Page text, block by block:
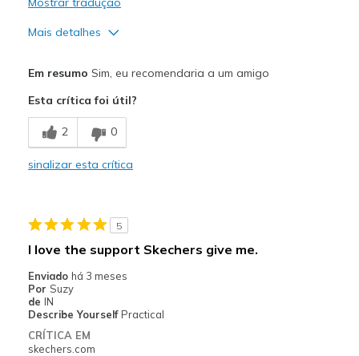
Mais detalhes
Breathe Well
Comfortable
Width
Sizing
Feels true to size
View On Shoes
Em resumo Sim, eu recomendaria a um amigo
Esta crítica foi útil?
2 0
sinalizar esta crítica
5
I love the support Skechers give me.
Enviado há 3 meses
Por Suzy
de IN
Describe Yourself Practical
CRÍTICA EM
skechers.com